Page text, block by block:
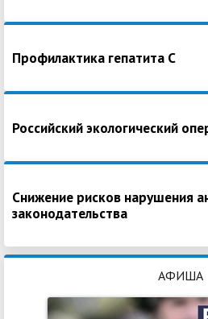
Профилактика гепатита С
Российский экологический
Снижение рисков нарушения
законодательства
АФИША